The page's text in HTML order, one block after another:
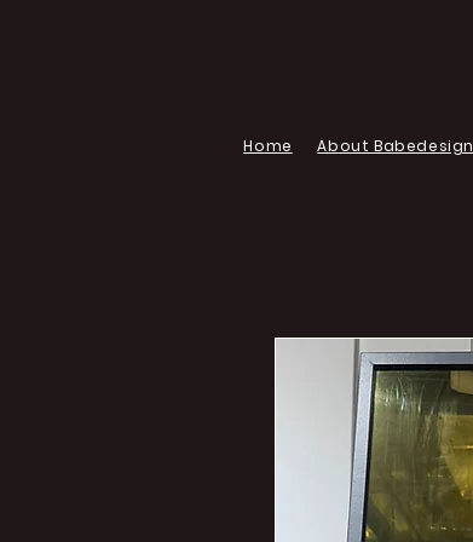
Home About Babedesign